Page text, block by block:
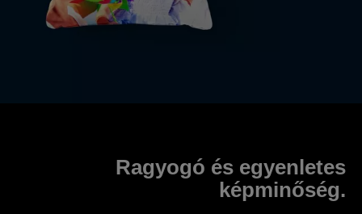
Ragyogó és egyenletes
képminőség.